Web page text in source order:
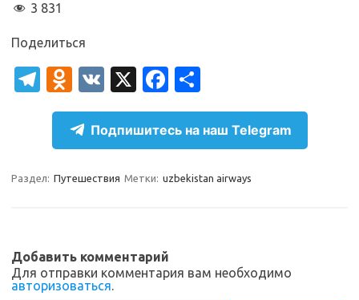
3 831
Поделиться
T
el
gr
a
O
d
n
o
kl
ik
i
V
K
X
Fa
c
e
b
o
т
п
р
а
ь
Подпишитесь на наш Telegram
Раздел: Путешествия Метки: uzbekistan airways
Добавить комментарий
Для отправки комментария вам необходимо
авторизоваться.